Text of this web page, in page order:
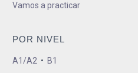
Vamos a practicar
POR NIVEL
A1/A2 • B1